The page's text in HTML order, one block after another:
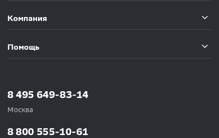
Компания
Помощь
8 495 649-83-14
Москва
8 800 555-10-61